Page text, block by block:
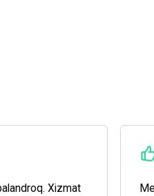
Xizmat